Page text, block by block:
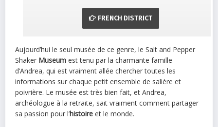
FRENCH DISTRICT
Aujourd’hui le seul musée de ce genre, le Salt and Pepper
Shaker Museum est tenu par la charmante famille
d’Andrea, qui est vraiment allée chercher toutes les
informations sur chaque petit ensemble de salière et
poivrière. Le musée est très bien fait, et Andrea,
archéologue à la retraite, sait vraiment comment partager
sa passion pour l’histoire et le monde.